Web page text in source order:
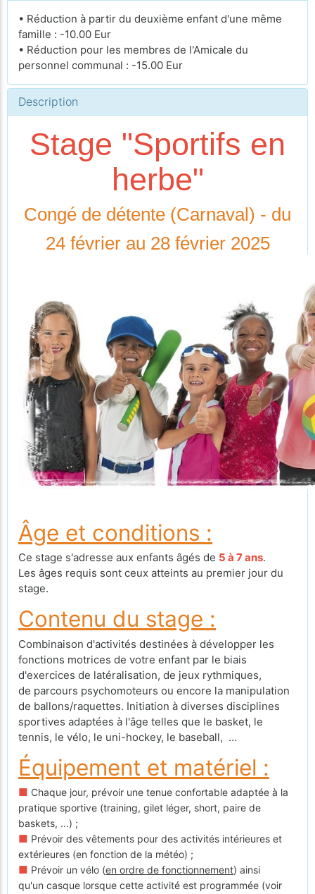
• Réduction à partir du deuxième enfant d'une même
famille : -10.00 Eur
• Réduction pour les membres de l'Amicale du
personnel communal : -15.00 Eur
Description
Stage "Sportifs en
herbe"
Congé de détente (Carnaval) - du
24 février au 28 février 2025
Âge et conditions :
Ce stage s'adresse aux enfants âgés de 5 à 7 ans.
Les âges requis sont ceux atteints au premier jour du
stage.
Contenu du stage :
Combinaison d'activités destinées à développer les
fonctions motrices de votre enfant par le biais
d'exercices de latéralisation, de jeux rythmiques,
de parcours psychomoteurs ou encore la manipulation
de ballons/raquettes. Initiation à diverses disciplines
sportives adaptées à l'âge telles que le basket, le
tennis, le vélo, le uni-hockey, le baseball, ...
Équipement et matériel :
■ Chaque jour, prévoir une tenue confortable adaptée à la
pratique sportive (training, gilet léger, short, paire de
baskets, ...) ;
■ Prévoir des vêtements pour des activités intérieures et
extérieures (en fonction de la météo) ;
■ Prévoir un vélo (en ordre de fonctionnement) ainsi
qu'un casque lorsque cette activité est programmée (voir